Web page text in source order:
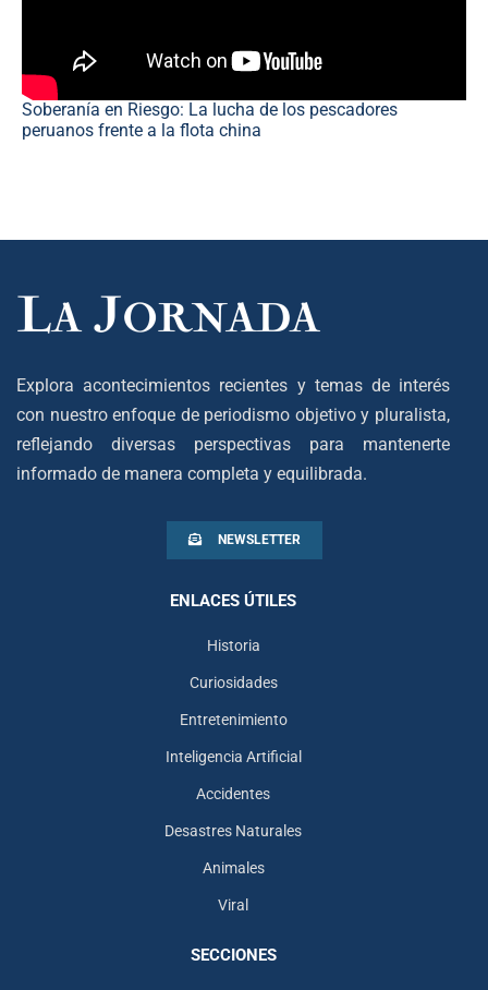
Soberanía en Riesgo: La lucha de los pescadores
peruanos frente a la flota china
Explora acontecimientos recientes y temas de interés
con nuestro enfoque de periodismo objetivo y pluralista,
reflejando diversas perspectivas para mantenerte
informado de manera completa y equilibrada.
NEWSLETTER
ENLACES ÚTILES
Historia
Curiosidades
Entretenimiento
Inteligencia Artificial
Accidentes
Desastres Naturales
Animales
Viral
SECCIONES